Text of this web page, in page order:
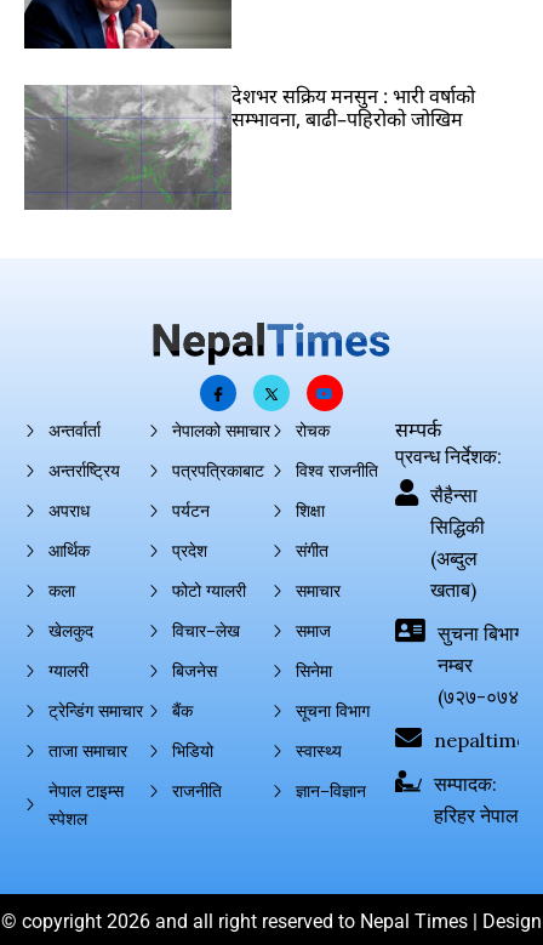
देशभर सक्रिय मनसुन : भारी वर्षाको
सम्भावना, बाढी–पहिरोको जोखिम
अन्तर्वार्ता
अन्तर्राष्ट्रिय
अपराध
आर्थिक
कला
खेलकुद
ग्यालरी
ट्रेन्डिंग समाचार
ताजा समाचार
नेपाल टाइम्स
स्पेशल
नेपालको समाचार
पत्रपत्रिकाबाट
पर्यटन
प्रदेश
फोटो ग्यालरी
विचार–लेख
बिजनेस
बैंक
भिडियो
राजनीति
रोचक
विश्व राजनीति
शिक्षा
संगीत
समाचार
समाज
सिनेमा
सूचना विभाग
स्वास्थ्य
ज्ञान–विज्ञान
सम्पर्क
प्रवन्ध निर्देशक:
सैहैन्सा
सिद्धिकी
(अब्दुल
खताब)
सुचना बिभाग
नम्बर
(७२७-०७४-
सम्पादक:
हरिहर नेपाल
© copyright 2026 and all right reserved to Nepal Times | Design